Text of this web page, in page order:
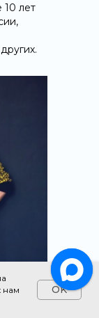
нам
OK
лет